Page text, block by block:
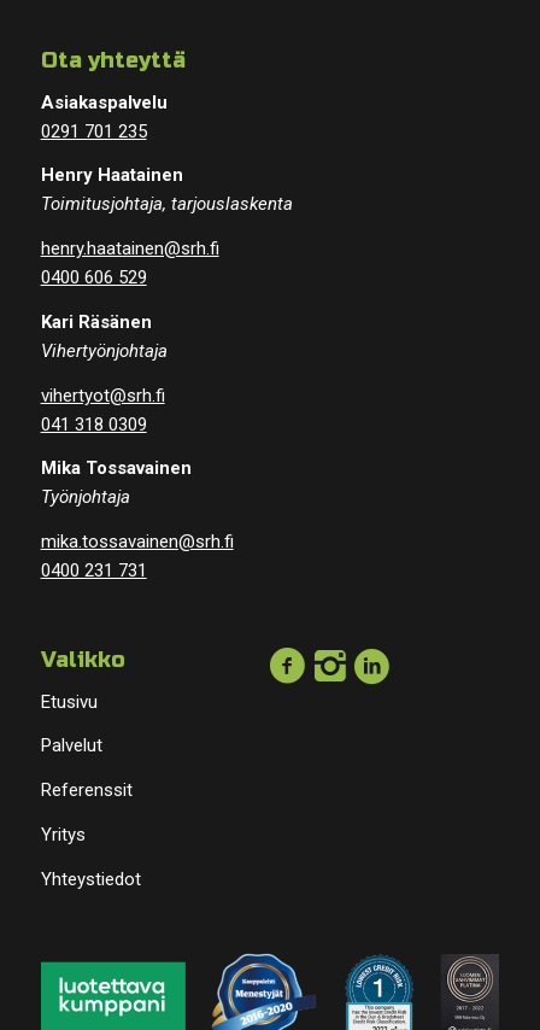
Ota yhteyttä
Asiakaspalvelu
0291 701 235
Henry Haatainen
Toimitusjohtaja, tarjouslaskenta
henry.haatainen@srh.fi
0400 606 529
Kari Räsänen
Vihertyönjohtaja
vihertyot@srh.fi
041 318 0309
Mika Tossavainen
Työnjohtaja
mika.tossavainen@srh.fi
0400 231 731
Valikko
Etusivu
Palvelut
Referenssit
Yritys
Yhteystiedot